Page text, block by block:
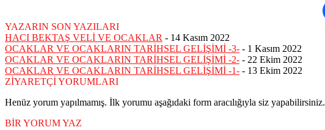
YAZARIN SON YAZILARI
HACI BEKTAŞ VELİ VE OCAKLAR - 14 Kasım 2022
OCAKLAR VE OCAKLARIN TARİHSEL GELİŞİMİ -3- - 1 Kasım 2022
OCAKLAR VE OCAKLARIN TARİHSEL GELİŞİMİ -2- - 22 Ekim 2022
OCAKLAR VE OCAKLARIN TARİHSEL GELİŞİMİ -1- - 13 Ekim 2022
ZİYARETÇİ YORUMLARI
Henüz yorum yapılmamış. İlk yorumu aşağıdaki form aracılığıyla siz yapabilirsiniz.
BİR YORUM YAZ